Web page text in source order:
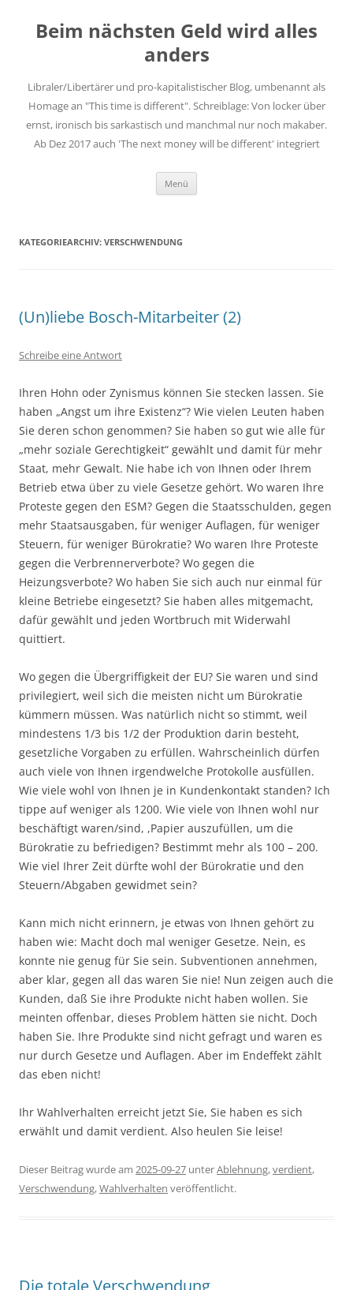
springen
Beim nächsten Geld wird alles
anders
Libraler/Libertärer und pro-kapitalistischer Blog, umbenannt als
Homage an "This time is different". Schreiblage: Von locker über
ernst, ironisch bis sarkastisch und manchmal nur noch makaber.
Ab Dez 2017 auch 'The next money will be different' integriert
Menü
KATEGORIEARCHIV: VERSCHWENDUNG
(Un)liebe Bosch-Mitarbeiter (2)
Schreibe eine Antwort
Ihren Hohn oder Zynismus können Sie stecken lassen. Sie
haben „Angst um ihre Existenz“? Wie vielen Leuten haben
Sie deren schon genommen? Sie haben so gut wie alle für
„mehr soziale Gerechtigkeit“ gewählt und damit für mehr
Staat, mehr Gewalt. Nie habe ich von Ihnen oder Ihrem
Betrieb etwa über zu viele Gesetze gehört. Wo waren Ihre
Proteste gegen den ESM? Gegen die Staatsschulden, gegen
mehr Staatsausgaben, für weniger Auflagen, für weniger
Steuern, für weniger Bürokratie? Wo waren Ihre Proteste
gegen die Verbrennerverbote? Wo gegen die
Heizungsverbote? Wo haben Sie sich auch nur einmal für
kleine Betriebe eingesetzt? Sie haben alles mitgemacht,
dafür gewählt und jeden Wortbruch mit Widerwahl
quittiert.
Wo gegen die Übergriffigkeit der EU? Sie waren und sind
privilegiert, weil sich die meisten nicht um Bürokratie
kümmern müssen. Was natürlich nicht so stimmt, weil
mindestens 1/3 bis 1/2 der Produktion darin besteht,
gesetzliche Vorgaben zu erfüllen. Wahrscheinlich dürfen
auch viele von Ihnen irgendwelche Protokolle ausfüllen.
Wie viele wohl von Ihnen je in Kundenkontakt standen? Ich
tippe auf weniger als 1200. Wie viele von Ihnen wohl nur
beschäftigt waren/sind, ,Papier auszufüllen, um die
Bürokratie zu befriedigen? Bestimmt mehr als 100 – 200.
Wie viel Ihrer Zeit dürfte wohl der Bürokratie und den
Steuern/Abgaben gewidmet sein?
Kann mich nicht erinnern, je etwas von Ihnen gehört zu
haben wie: Macht doch mal weniger Gesetze. Nein, es
konnte nie genug für Sie sein. Subventionen annehmen,
aber klar, gegen all das waren Sie nie! Nun zeigen auch die
Kunden, daß Sie ihre Produkte nicht haben wollen. Sie
meinten offenbar, dieses Problem hätten sie nicht. Doch
haben Sie. Ihre Produkte sind nicht gefragt und waren es
nur durch Gesetze und Auflagen. Aber im Endeffekt zählt
das eben nicht!
Ihr Wahlverhalten erreicht jetzt Sie, Sie haben es sich
erwählt und damit verdient. Also heulen Sie leise!
Dieser Beitrag wurde am 2025-09-27 unterAblehnung,verdient,
Verschwendung,Wahlverhalten veröffentlicht.
Die totale Verschwendung,